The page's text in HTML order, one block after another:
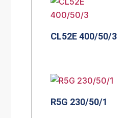
CL52E 400/50/3
R5G 230/50/1